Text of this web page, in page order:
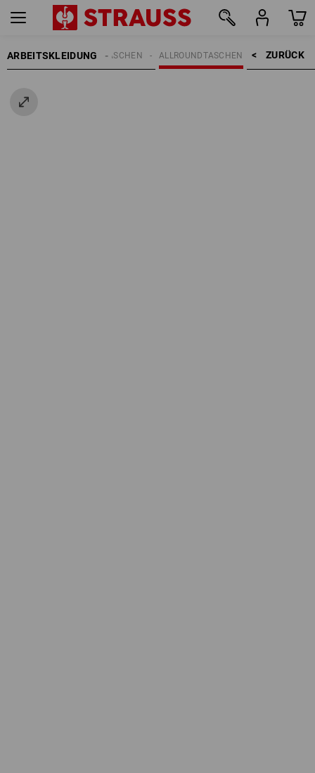
ARBEITSKLEIDUNG ZURÜCK    >
ALLROUNDTASCHEN
TASCHEN
ACCESSOIRES